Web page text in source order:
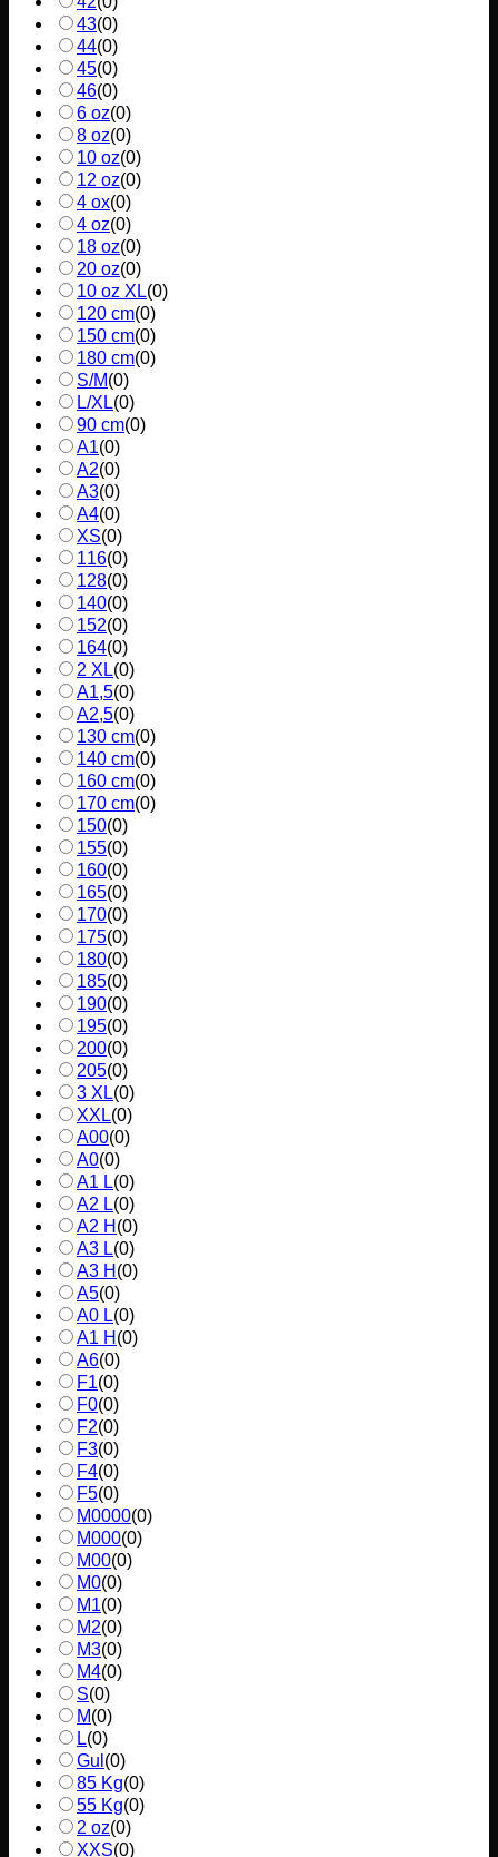
43(0)
44(0)
45(0)
46(0)
6 oz(0)
8 oz(0)
10 oz(0)
12 oz(0)
4 ox(0)
4 oz(0)
18 oz(0)
20 oz(0)
10 oz XL(0)
120 cm(0)
150 cm(0)
180 cm(0)
S/M(0)
L/XL(0)
90 cm(0)
A1(0)
A2(0)
A3(0)
A4(0)
XS(0)
116(0)
128(0)
140(0)
152(0)
164(0)
2 XL(0)
A1,5(0)
A2,5(0)
130 cm(0)
140 cm(0)
160 cm(0)
170 cm(0)
150(0)
155(0)
160(0)
165(0)
170(0)
175(0)
180(0)
185(0)
190(0)
195(0)
200(0)
205(0)
3 XL(0)
XXL(0)
A00(0)
A0(0)
A1 L(0)
A2 L(0)
A2 H (0)
A3 L(0)
A3 H (0)
A5(0)
A0 L(0)
A1 H (0)
A6(0)
F1(0)
F0(0)
F2(0)
F3(0)
F4(0)
F5(0)
M0000(0)
M000(0)
M00(0)
M0(0)
M1(0)
M2(0)
M3(0)
M4(0)
S(0)
M(0)
L(0)
Gul (0)
85 Kg(0)
55 Kg(0)
2 oz(0)
XXS(0)